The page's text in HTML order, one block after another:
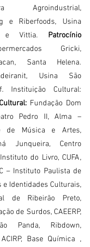
Agroindustrial,
e Riberfoods, Usina
e Vittia. Patrocínio
Gricki,
Usina São
Instituição Cultural:
Fundação Dom
Pedro II, Alma –
de Música e Artes,
Junqueira, Centro
do Livro, CUFA,
– Instituto Paulista de
e Identidades Culturais,
de Ribeirão Preto,
de Surdos, CAEERP,
Panda, Ribdown,
ACIRP, Base Química ,